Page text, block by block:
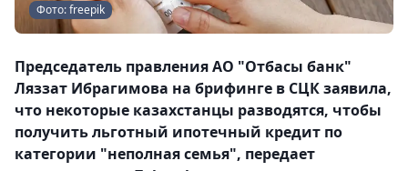
Фото: freepik
Председатель правления АО "Отбасы банк"
Ляззат Ибрагимова на брифинге в СЦК заявила,
что некоторые казахстанцы разводятся, чтобы
получить льготный ипотечный кредит по
категории "неполная семья", передает